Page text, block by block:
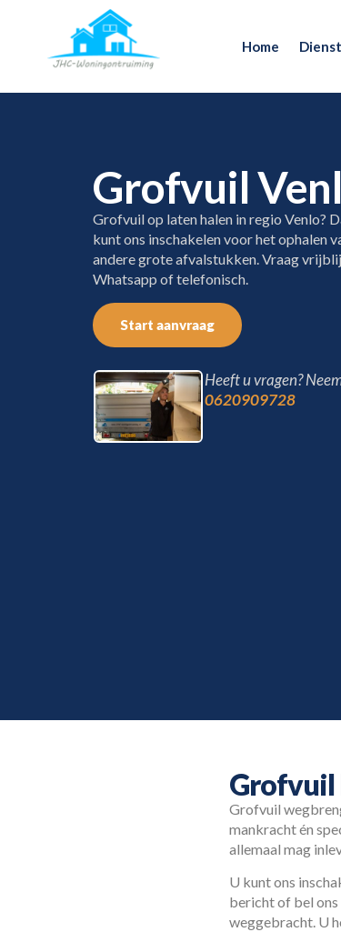
Home
Grofvuil
Grofvuil op laten halen in regio Venlo?
kunt ons inschakelen voor het ophalen
andere grote afvalstukken. Vraag
Whatsapp of telefonisch.
Start aanvraag
Heeft u vragen?
0620909728
Grofvuil
Grofvuil
mankracht én
allemaal mag
U kunt ons
bericht of bel ons
weggebracht. U